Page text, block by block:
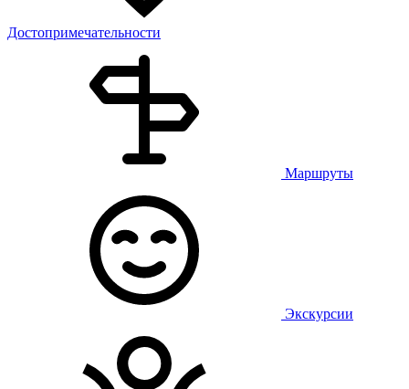
Достопримечательности
Маршруты
Экскурсии